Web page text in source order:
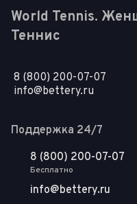
World Tennis.
Теннис
8 (800) 200-07-07
info@bettery.ru
Поддержка 24/7
8 (800) 200-07-07
Бесплатно
info@bettery.ru